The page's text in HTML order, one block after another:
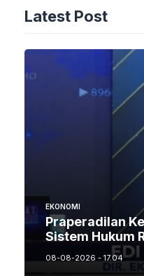
Latest Post
EKONOMI
Praperadilan
Sistem Hukum
08-08-2026 - 17.04